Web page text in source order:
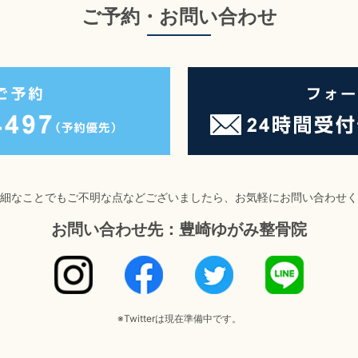
ご予約・お問い合わせ
なことでもご不明な点などございましたら、お気軽にお問い合わせ
お問い合わせ先：豊崎ゆがみ整骨院
※Twitterは現在準備中です。